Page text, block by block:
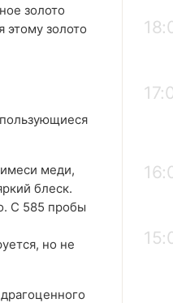
золото
этому золото
меди,
блеск.
С 585 пробы
но не